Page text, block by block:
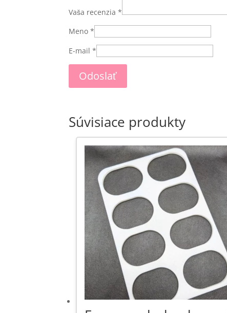
Vaša recenzia*
Meno*
E-mail*
Súvisiace produkty